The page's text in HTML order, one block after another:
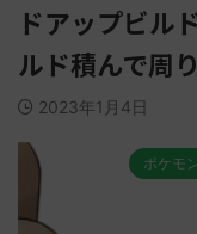
ドアップビル
ルド積んで周
2023年1月4日
ポケモ